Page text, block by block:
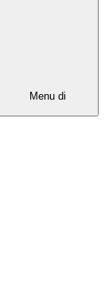
Menu di